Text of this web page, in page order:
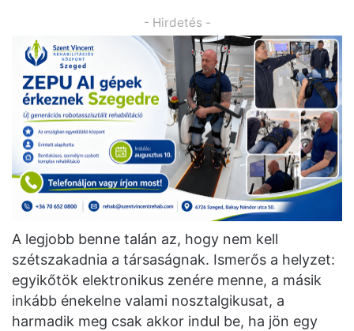
- Hirdetés -
A legjobb benne talán az, hogy nem kell
szétszakadnia a társaságnak. Ismerős a helyzet:
egyikőtök elektronikus zenére menne, a másik
inkább énekelne valami nosztalgikusat, a
harmadik meg csak akkor indul be, ha jön egy